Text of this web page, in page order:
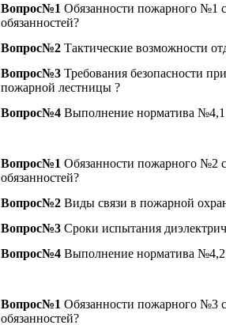
Вопрос№1 Обязанности пожарного №1
обязанностей?
Вопрос№2 Тактические возможности
Вопрос№3 Требования безопасности
пожарной лестницы ?
Вопрос№4 Выполнение норматива №4,1
Вопрос№1 Обязанности пожарного №2
обязанностей?
Вопрос№2 Виды связи в пожарной
Вопрос№3 Сроки испытания
Вопрос№4 Выполнение норматива №4,2
Вопрос№1 Обязанности пожарного №3
обязанностей?